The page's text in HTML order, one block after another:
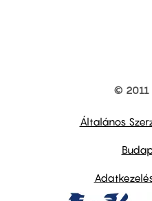
© 2011
Általános